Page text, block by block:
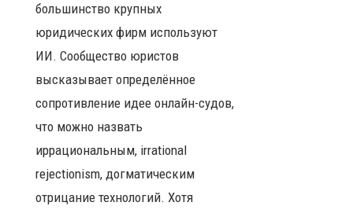
большинство крупных
юридических фирм используют
ИИ. Сообщество юристов
высказывает определённое
сопротивление идее онлайн-судов,
что можно назвать
иррациональным, irrational
rejectionism, догматическим
отрицание технологий. Хотя